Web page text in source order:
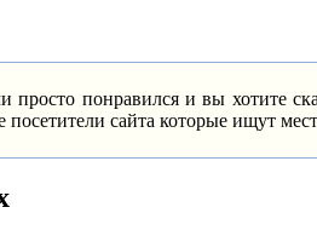
просто понравился и вы хотите
посетители сайта которые ищут